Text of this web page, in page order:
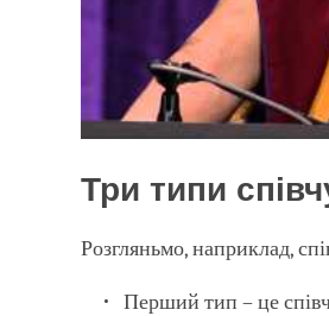
Три типи
Розгляньмо, наприклад,
Перший тип – це